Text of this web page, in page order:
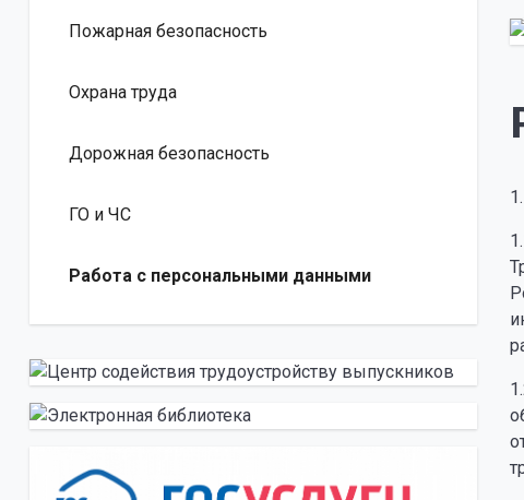
Пожарная безопасность
Охрана труда
Дорожная безопасность
ГО и ЧС
Работа с персональными данными